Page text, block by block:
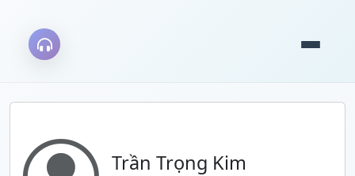
Trần Trọng Kim